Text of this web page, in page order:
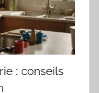
: conseils